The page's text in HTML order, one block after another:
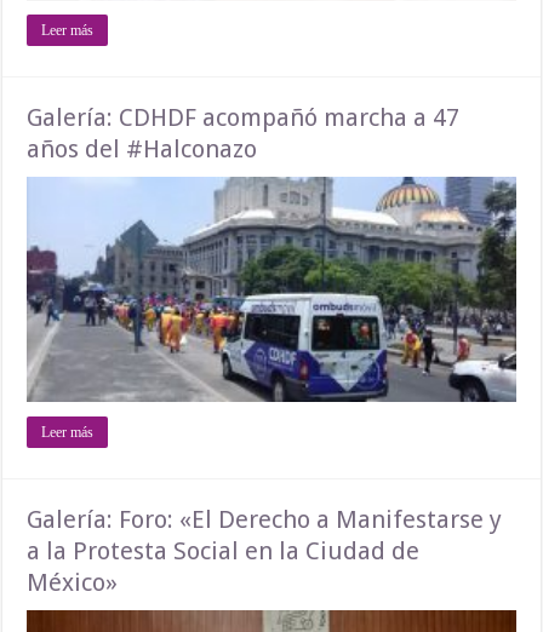
Leer más
Galería: CDHDF acompañó marcha a 47
años del #Halconazo
Leer más
Galería: Foro: «El Derecho a Manifestarse y
a la Protesta Social en la Ciudad de
México»